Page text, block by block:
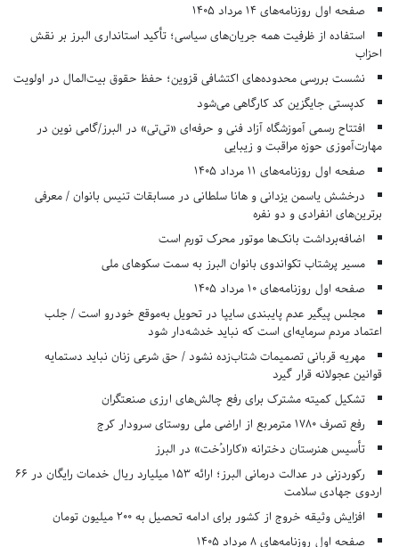
صفحه اول روزنامه‌های 14 مرداد 1405
استفاده از ظرفیت همه جریان‌های سیاسی؛ تأکید استانداری البرز بر نقش
احزاب
نشست بررسی محدوده‌های اکتشافی قزوین؛ حفظ حقوق بیت‌المال در اولویت
کدپستی جایگزین کد کارگاهی می‌شود
افتتاح رسمی آموزشگاه آزاد فنی و حرفه‌ای «تی‌تی» در البرز/گامی نوین در
مهارت‌آموزی حوزه مراقبت و زیبایی
صفحه اول روزنامه‌های 11 مرداد 1405
درخشش یاسمن یزدانی و هانا سلطانی در مسابقات تنیس بانوان / معرفی
برترین‌های انفرادی و دو نفره
اضافه‌برداشت بانک‌ها موتور محرک تورم است
مسیر پرشتاب تکواندوی بانوان البرز به سمت سکوهای ملی
صفحه اول روزنامه‌های 10 مرداد 1405
مجلس پیگیر عدم پایبندی سایپا در تحویل به‌موقع خودرو است / جلب
اعتماد مردم سرمایه‌ای است که نباید خدشه‌دار شود
مهریه قربانی تصمیمات شتاب‌زده نشود / حق شرعی زنان نباید دستمایه
قوانین عجولانه قرار گیرد
تشکیل کمیته مشترک برای رفع چالش‌های ارزی صنعتگران
رفع تصرف ۱۷۸۰ مترمربع از اراضی ملی روستای سرودار کرج
تأسیس هنرستان دخترانه «کارادُخت» در البرز
رکوردزنی در عدالت درمانی البرز؛ ارائه ۱۵۳ میلیارد ریال خدمات رایگان در ۶۶
اردوی جهادی سلامت
افزایش وثیقه خروج از کشور برای ادامه تحصیل به ۲۰۰ میلیون تومان
صفحه اول روزنامه‌های 8 مرداد 1405